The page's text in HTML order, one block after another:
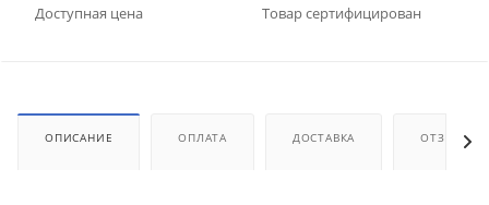
Доступная цена Товар сертифицирован
ОПИСАНИЕ ОПЛАТА ДОСТАВКА ОТЗЫВЫ